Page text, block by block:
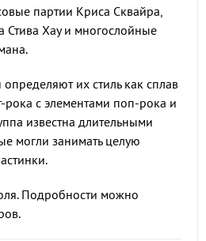
партии Криса Сквайра,
Стива Хау и многослойные
их стиль как сплав
рока с элементами поп-рока и
известна длительными
могли занимать целую
Подробности можно